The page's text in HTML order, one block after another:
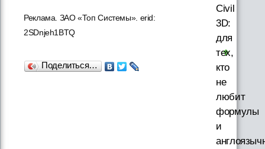
Реклама. ЗАО «Топ Системы». erid:
2SDnjeh1BTQ
Поделиться…
Civil
3D:
для
тех,
кто
не
любит
формулы
и